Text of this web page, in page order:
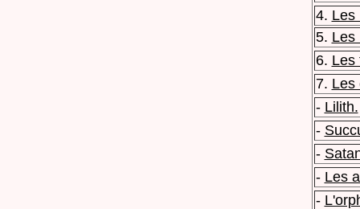
4. Les
5. Les
6. Les
7. Les
- Lilith.
-
-
- Les
-